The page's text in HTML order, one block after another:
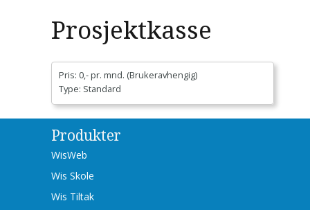
Prosjektkasse
Pris: 0,- pr. mnd. (Brukeravhengig)
Type: Standard
Produkter
WisWeb
Wis Skole
Wis Tiltak